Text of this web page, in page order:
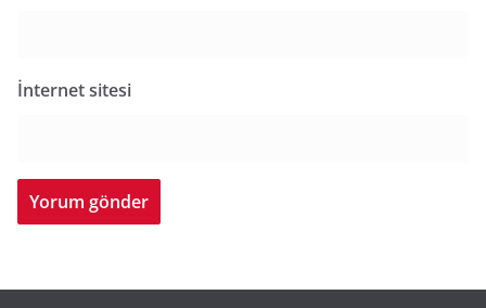
İnternet sitesi